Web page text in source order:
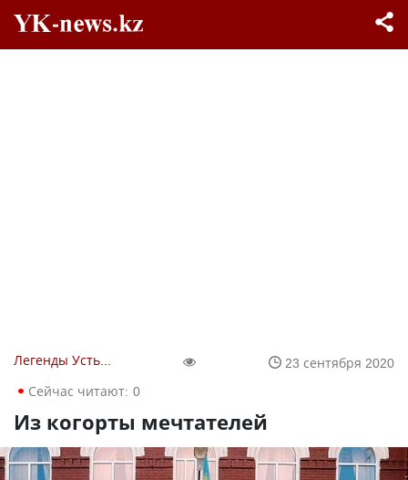
Легенды Усть-Каменогорска
23 сентября 2020
Сейчас читают: 0
Из когорты мечтателей